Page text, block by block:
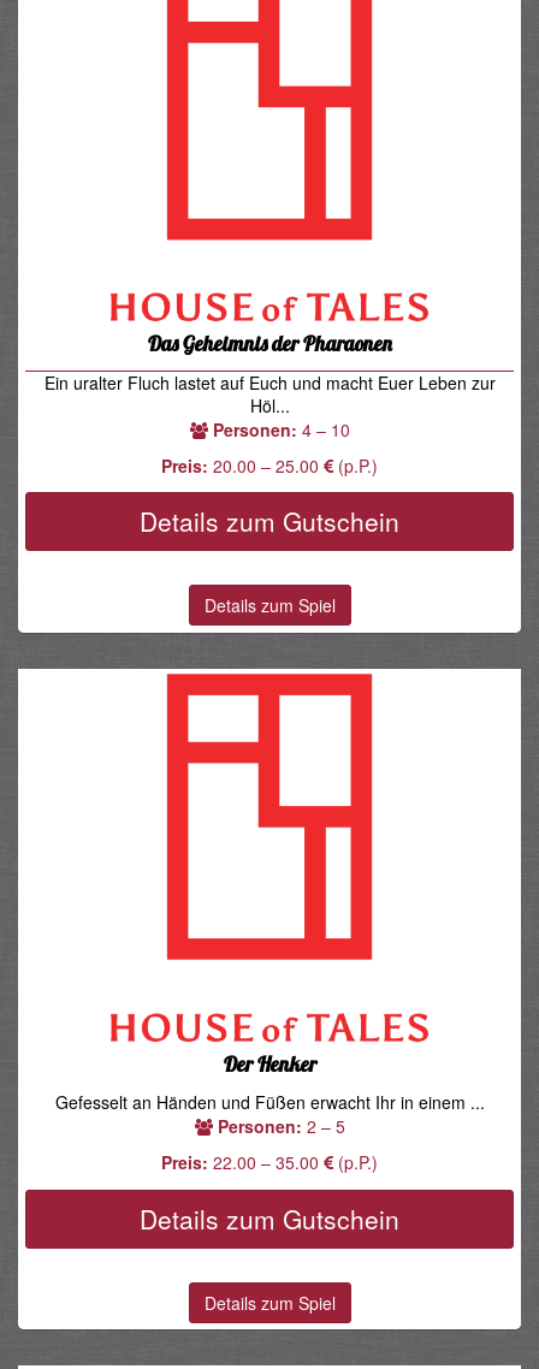
Das Geheimnis der Pharaonen
Ein uralter Fluch lastet auf Euch und macht Euer Leben zur
Höl...
Personen: 4 – 10
Preis: 20.00 – 25.00 (p.P.)
Details zum Gutschein
Details zum Spiel
Der Henker
Gefesselt an Händen und Füßen erwacht Ihr in einem ...
Personen: 2 – 5
Preis: 22.00 – 35.00 (p.P.)
Details zum Gutschein
Details zum Spiel